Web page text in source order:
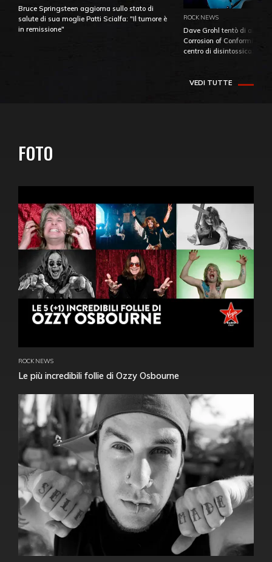
Bruce Springsteen aggiorna sullo stato di
salute di sua moglie Patti Scialfa: "Il tumore è
in remissione"
ROCK NEWS
Dave Grohl tentò di
Corrosion of Conformity
centro di
VEDI TUTTE
FOTO
ROCK NEWS
Le più incredibili follie di Ozzy Osbourne